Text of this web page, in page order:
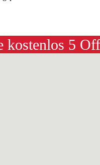
kostenlos 5